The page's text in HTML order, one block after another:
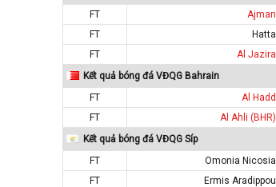
FT
Ajman
FT
Hatta
FT
Al Jazira
Kết quả bóng đá VĐQG Bahrain
FT
Al Hadd
FT
Al Ahli (BHR)
Kết quả bóng đá VĐQG Síp
FT
Omonia Nicosia
FT
Ermis Aradippou